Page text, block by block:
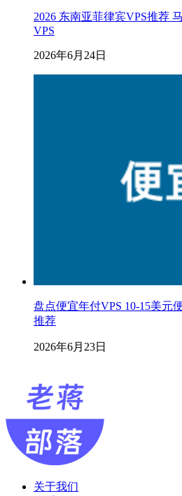
2026 东南亚菲律宾VPS推荐
VPS
2026年6月24日
盘点便宜年付VPS 10-15美元
推荐
2026年6月23日
关于我们